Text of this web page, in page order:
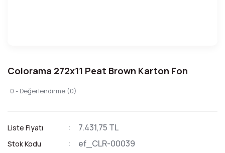
Colorama 272x11 Peat Brown Karton Fon
0 - Değerlendirme (0)
Liste Fiyatı 7.431,75 TL
Stok Kodu ef_CLR-00039